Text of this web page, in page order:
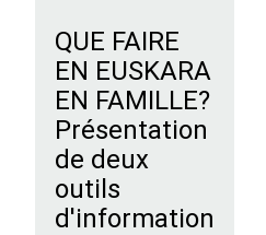
QUE FAIRE
EN EUSKARA
EN FAMILLE?
Présentation
de deux
outils
d'information